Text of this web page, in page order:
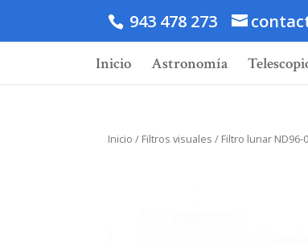
943 478 273
Inicio Astronomía
Inicio / Filtros visuales / Filtro lunar ND96-